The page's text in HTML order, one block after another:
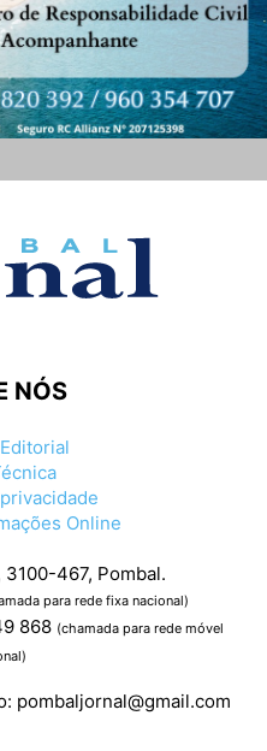
NÓS
Online
3100-467, Pombal.
para rede fixa nacional)
868 (chamada para rede móvel
pombaljornal@gmail.com